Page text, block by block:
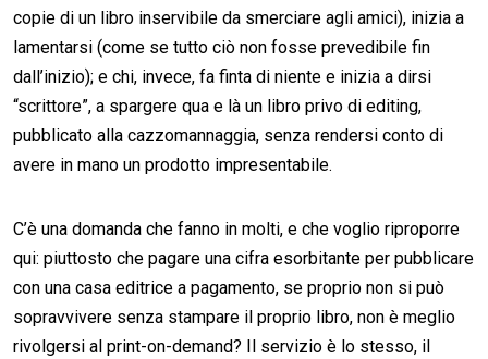
copie di un libro inservibile da smerciare agli amici), inizia a
lamentarsi (come se tutto ciò non fosse prevedibile fin
dall’inizio); e chi, invece, fa finta di niente e inizia a dirsi
“scrittore”, a spargere qua e là un libro privo di editing,
pubblicato alla cazzomannaggia, senza rendersi conto di
avere in mano un prodotto impresentabile.
C’è una domanda che fanno in molti, e che voglio riproporre
qui: piuttosto che pagare una cifra esorbitante per pubblicare
con una casa editrice a pagamento, se proprio non si può
sopravvivere senza stampare il proprio libro, non è meglio
rivolgersi al print-on-demand? Il servizio è lo stesso, il